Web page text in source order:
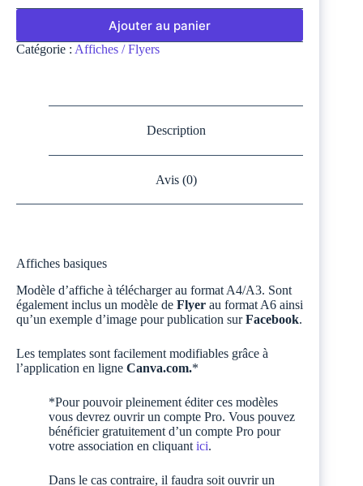
Ajouter au panier
Catégorie : Affiches / Flyers
Description
Avis (0)
Affiches basiques
Modèle d’affiche à télécharger au format A4/A3. Sont
également inclus un modèle de Flyer au format A6 ainsi
qu’un exemple d’image pour publication surFacebook.
Les templates sont facilement modifiables grâce à
l’application en ligne Canva.com.*
*Pour pouvoir pleinement éditer ces modèles
vous devrez ouvrir un compte Pro. Vous pouvez
bénéficier gratuitement d’un compte Pro pour
votre association en cliquant ici.
Dans le cas contraire, il faudra soit ouvrir un